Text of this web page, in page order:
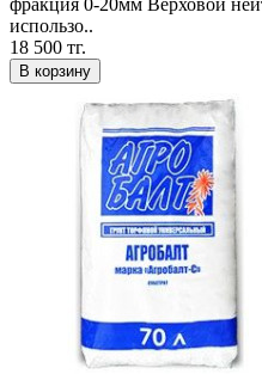
фракция 0-20мм Верховой
использо..
18 500 тг.
В корзину